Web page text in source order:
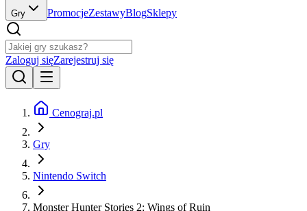
Gry PromocjeZestawyBlogSklepy
Zaloguj sięZarejestruj się
Cenograj.pl
Gry
Nintendo Switch
Monster Hunter Stories 2: Wings of Ruin